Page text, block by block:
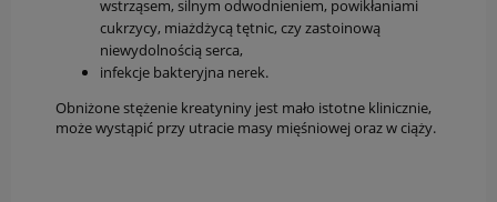
wstrząsem, silnym odwodnieniem, powikłaniami
cukrzycy, miażdżycą tętnic, czy zastoinową
niewydolnością serca,
infekcje bakteryjna nerek.
Obniżone stężenie kreatyniny jest mało istotne klinicznie,
może wystąpić przy utracie masy mięśniowej oraz w ciąży.